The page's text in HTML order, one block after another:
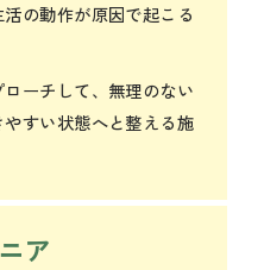
の動作が原因で起こる
ーチして、無理のない
すい状態へと整える施
ア